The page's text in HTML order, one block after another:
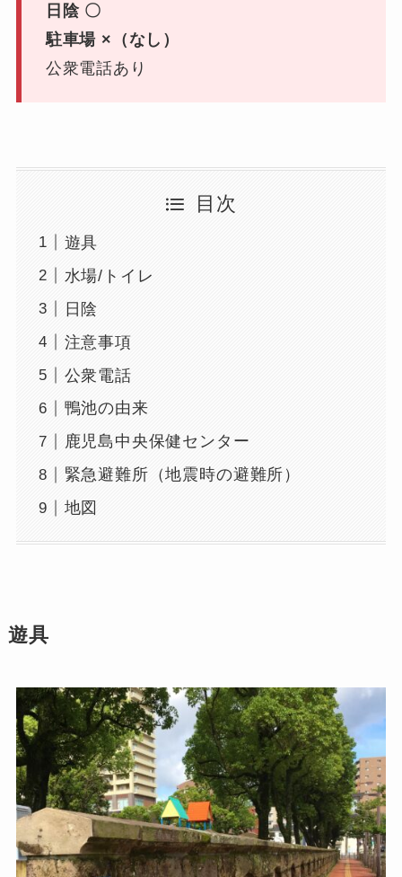
日陰 〇
駐車場 ×（なし）
公衆電話あり
目次
遊具
水場/トイレ
日陰
注意事項
公衆電話
鴨池の由来
鹿児島中央保健センター
緊急避難所（地震時の避難所）
地図
遊具